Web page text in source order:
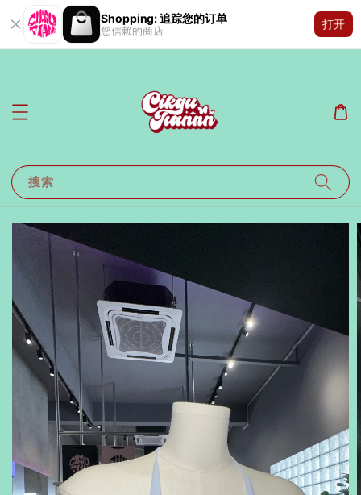
Shopping: 追踪您的订单
您信赖的商店
打开
搜索